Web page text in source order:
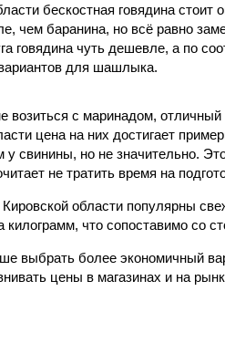
бескостная говядина стоит
чем баранина, но всё равно
говядина чуть дешевле, а по
для шашлыка.
возиться с маринадом,
цена на них достигает
свинины, но не значительно.
не тратить время на
Кировской области популярны
килограмм, что сопоставимо со
выбрать более экономичный
цены в магазинах и на